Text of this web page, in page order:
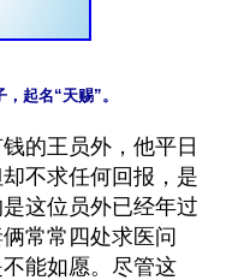
的王员外，他平日
不求任何回报，是
这位员外已经年过
常常四处求医问
能如愿。尽管这